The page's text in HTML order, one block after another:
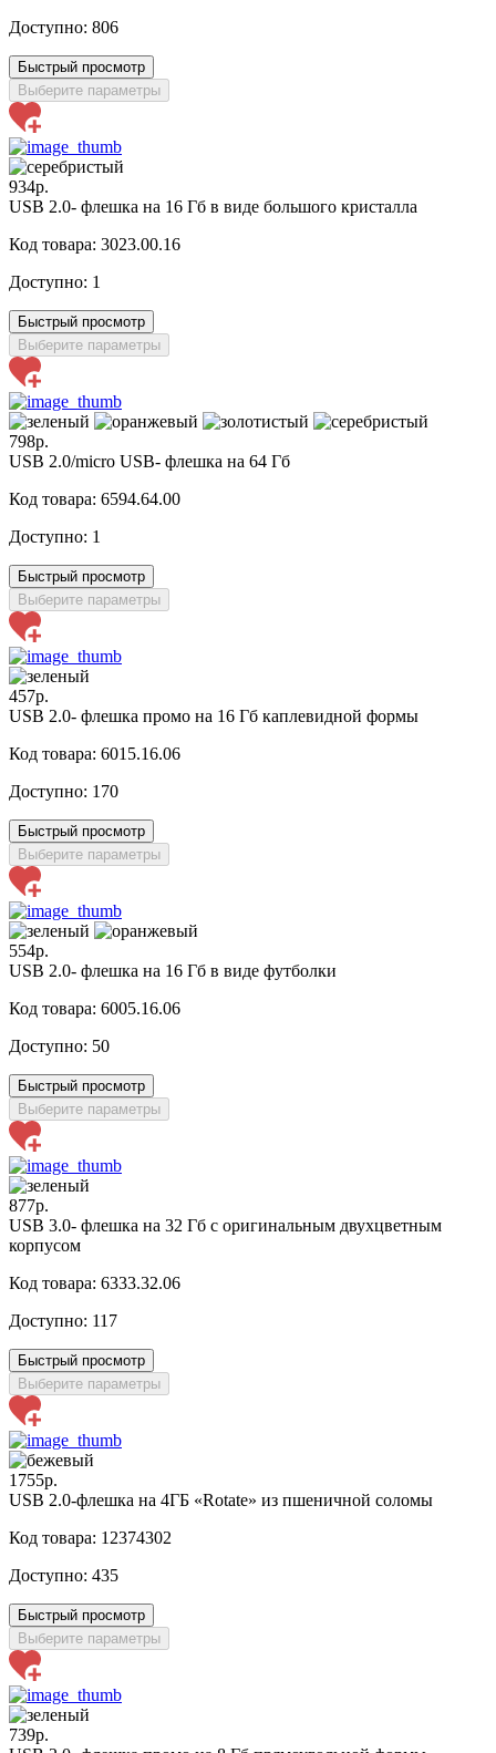
Доступно: 806
Быстрый просмотр
Выберите параметры
934р.
USB 2.0- флешка на 16 Гб в виде большого кристалла
Код товара: 3023.00.16
Доступно: 1
Быстрый просмотр
Выберите параметры
798р.
USB 2.0/micro USB- флешка на 64 Гб
Код товара: 6594.64.00
Доступно: 1
Быстрый просмотр
Выберите параметры
457р.
USB 2.0- флешка промо на 16 Гб каплевидной формы
Код товара: 6015.16.06
Доступно: 170
Быстрый просмотр
Выберите параметры
554р.
USB 2.0- флешка на 16 Гб в виде футболки
Код товара: 6005.16.06
Доступно: 50
Быстрый просмотр
Выберите параметры
877р.
USB 3.0- флешка на 32 Гб с оригинальным двухцветным
корпусом
Код товара: 6333.32.06
Доступно: 117
Быстрый просмотр
Выберите параметры
1755р.
USB 2.0-флешка на 4ГБ «Rotate» из пшеничной соломы
Код товара: 12374302
Доступно: 435
Быстрый просмотр
Выберите параметры
739р.